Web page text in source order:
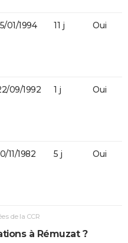
01/1994 11 j Oui
09/1992 1 j Oui
11/1982 5 j Oui
de la CCR
à Rémuzat ?